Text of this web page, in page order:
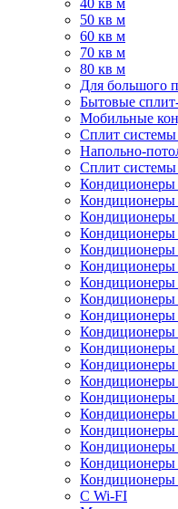
40 кв м
50 кв м
60 кв м
70 кв м
80 кв м
Для большого
Бытовые
Мобильные
Сплит системы
Напольно-
Сплит системы
Кондиционеры
Кондиционеры
Кондиционеры
Кондиционеры
Кондиционеры
Кондиционеры
Кондиционеры
Кондиционеры
Кондиционеры
Кондиционеры
Кондиционеры
Кондиционеры
Кондиционеры
Кондиционеры
Кондиционеры
Кондиционеры
Кондиционеры
Кондиционеры
С Wi-FI